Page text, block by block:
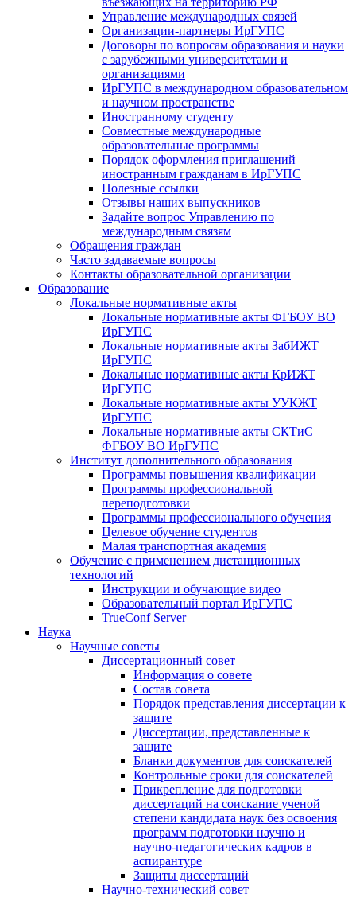
Управление международных связей
Организации-партнеры ИрГУПС
Договоры по вопросам образования и науки
с зарубежными университетами и
организациями
ИрГУПС в международном образовательном
и научном пространстве
Иностранному студенту
Совместные международные
образовательные программы
Порядок оформления приглашений
иностранным гражданам в ИрГУПС
Полезные ссылки
Отзывы наших выпускников
Задайте вопрос Управлению по
международным связям
Обращения граждан
Часто задаваемые вопросы
Контакты образовательной организации
Образование
Локальные нормативные акты
Локальные нормативные акты ФГБОУ ВО
ИрГУПС
Локальные нормативные акты ЗабИЖТ
ИрГУПС
Локальные нормативные акты КрИЖТ
ИрГУПС
Локальные нормативные акты УУКЖТ
ИрГУПС
Локальные нормативные акты СКТиС
ФГБОУ ВО ИрГУПС
Институт дополнительного образования
Программы повышения квалификации
Программы профессиональной
переподготовки
Программы профессионального обучения
Целевое обучение студентов
Малая транспортная академия
Обучение с применением дистанционных
технологий
Инструкции и обучающие видео
Образовательный портал ИрГУПС
TrueConf Server
Наука
Научные советы
Диссертационный совет
Информация о совете
Состав совета
Порядок представления диссертации к
защите
Диссертации, представленные к
защите
Бланки документов для соискателей
Контрольные сроки для соискателей
Прикрепление для подготовки
диссертаций на соискание ученой
степени кандидата наук без освоения
программ подготовки научно и
научно-педагогических кадров в
аспирантуре
Защиты диссертаций
Научно-технический совет